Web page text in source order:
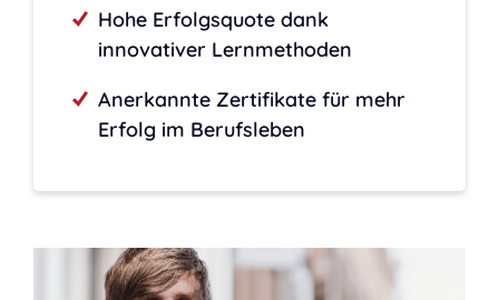
Hohe Erfolgsquote dank
innovativer Lernmethoden
Anerkannte Zertifikate für mehr
Erfolg im Berufsleben